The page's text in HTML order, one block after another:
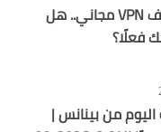
فايرفوكس يضيف VPN مجاني.. هل
من بينانس |